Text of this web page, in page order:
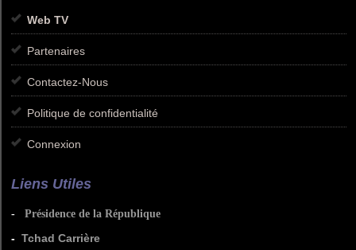
Web TV
Partenaires
Contactez-Nous
Politique de confidentialité
Connexion
Liens Utiles
- Présidence de la République
- Tchad Carrière